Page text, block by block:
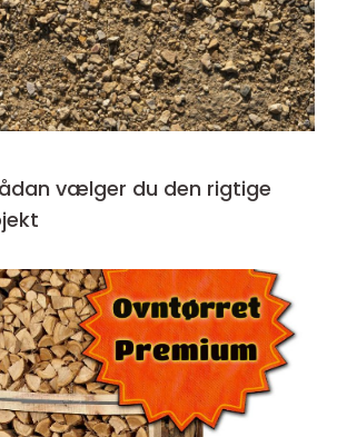
vælger du den rigtige